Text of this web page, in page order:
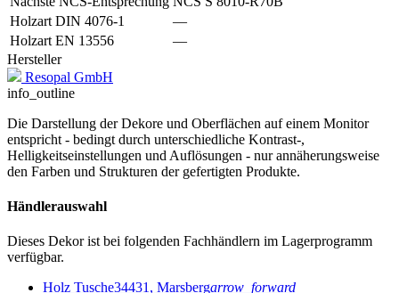
Holzart DIN 4076-1
—
Holzart EN 13556
—
Hersteller
Resopal GmbH
info_outline
Die Darstellung der Dekore und Oberflächen auf einem Monitor
entspricht - bedingt durch unterschiedliche Kontrast-,
Helligkeitseinstellungen und Auflösungen - nur annäherungsweise
den Farben und Strukturen der gefertigten Produkte.
Händlerauswahl
Dieses Dekor ist bei folgenden Fachhändlern im Lagerprogramm
verfügbar.
Holz Tusche34431, Marsbergarrow_forward